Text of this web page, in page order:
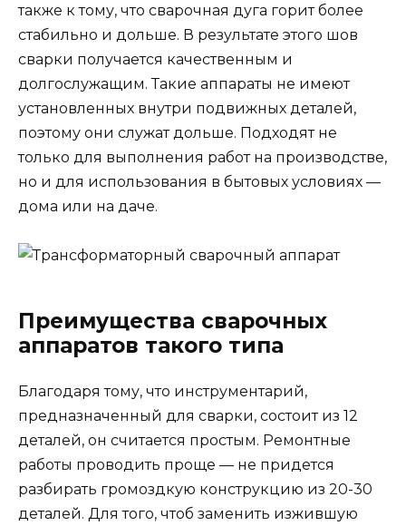
также к тому, что сварочная дуга горит более
стабильно и дольше. В результате этого шов
сварки получается качественным и
долгослужащим. Такие аппараты не имеют
установленных внутри подвижных деталей,
поэтому они служат дольше. Подходят не
только для выполнения работ на производстве,
но и для использования в бытовых условиях —
дома или на даче.
Преимущества сварочных
аппаратов такого типа
Благодаря тому, что инструментарий,
предназначенный для сварки, состоит из 12
деталей, он считается простым. Ремонтные
работы проводить проще — не придется
разбирать громоздкую конструкцию из 20-30
деталей. Для того, чтоб заменить изжившую